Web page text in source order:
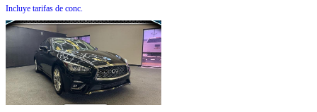
Incluye tarifas de conc.